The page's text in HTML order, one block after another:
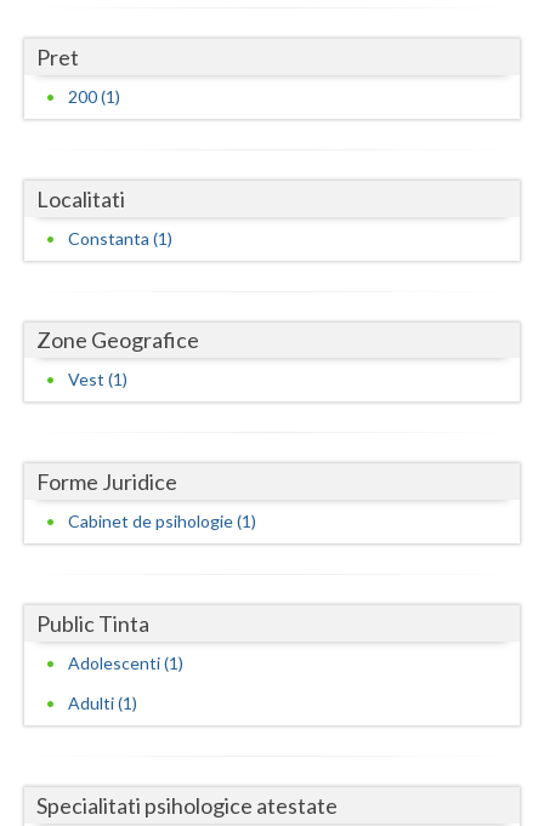
Giurgiu
Gorj
Hunedoara
Ialomita
Ilfov
Mehedinti
Olt
Prahova
Salaj
Sibiu
Pret
200 (1)
Localitati
Constanta (1)
Zone Geografice
Vest (1)
Forme Juridice
Cabinet de psihologie (1)
Public Tinta
Adolescenti (1)
Adulti (1)
Specialitati psihologice atestate